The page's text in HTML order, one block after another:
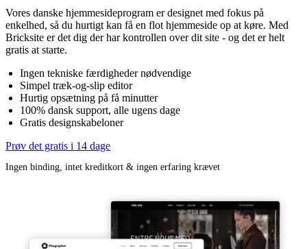
Vores danske hjemmesideprogram er designet med fokus på
enkelhed, så du hurtigt kan få en flot hjemmeside op at køre. Med
Bricksite er det dig der har kontrollen over dit site - og det er helt
gratis at starte.
Ingen tekniske færdigheder nødvendige
Simpel træk-og-slip editor
Hurtig opsætning på få minutter
100% dansk support, alle ugens dage
Gratis designskabeloner
Prøv det gratis i 14 dage
Ingen binding, intet kreditkort & ingen erfaring krævet